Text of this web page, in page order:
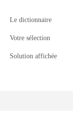
Le dictionnaire
Votre sélection
Solution affichée